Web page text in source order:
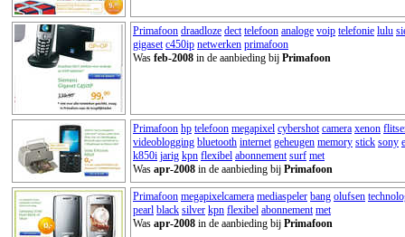
Primafoon draadloze dect telefoon analoge voip telefonie lulu
gigaset c450ip netwerken primafoon
Was feb-2008 in de aanbieding bij Primafoon
Primafoon hp telefoon megapixel cybershot camera xenon
videoblogging bluetooth internet geheugen memory stick sony
k850i jarig kpn flexibel abonnement surf met
Was apr-2008 in de aanbieding bij Primafoon
Primafoon megapixelcamera mediaspeler bang olufsen
pearl black silver kpn flexibel abonnement met
Was apr-2008 in de aanbieding bij Primafoon